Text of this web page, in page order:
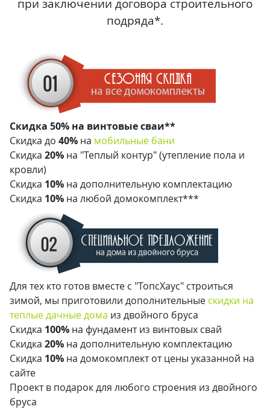
при заключении договора строительного
подряда*.
Скидка 50% на винтовые сваи**
Скидка до 40% на мобильные бани
Скидка 20% на "Теплый контур" (утепление пола и
кровли)
Скидка 10% на дополнительную комплектацию
Скидка 10% на любой домокомплект***
Для тех кто готов вместе с "ТопсХаус" строиться
зимой, мы приготовили дополнительные скидки на
теплые дачные дома из двойного бруса
Скидка 100% на фундамент из винтовых свай
Скидка 20% на дополнительную комплектацию
Скидка 10% на домокомплект от цены указанной на
сайте
Проект в подарок для любого строения из двойного
бруса